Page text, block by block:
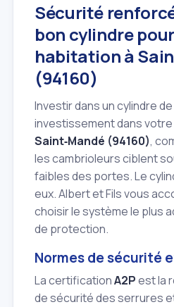
Sécurité
bon cylindre
habitation à
(94160)
Investir dans un cylindre
investissement dans
Saint‑Mandé (94160),
les cambrioleurs ciblent
faibles des portes. Le
eux. Albert et Fils vous
choisir le système le plus
de protection.
Normes de sécurité
La certificationA2Pest la
de sécurité des serrures